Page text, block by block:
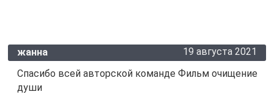
жанна
19 августа 2021
Спасибо всей авторской команде Фильм очищение
души